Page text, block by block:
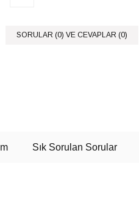
SORULAR (0) VE CEVAPLAR (0)
Sık Sorulan Sorular